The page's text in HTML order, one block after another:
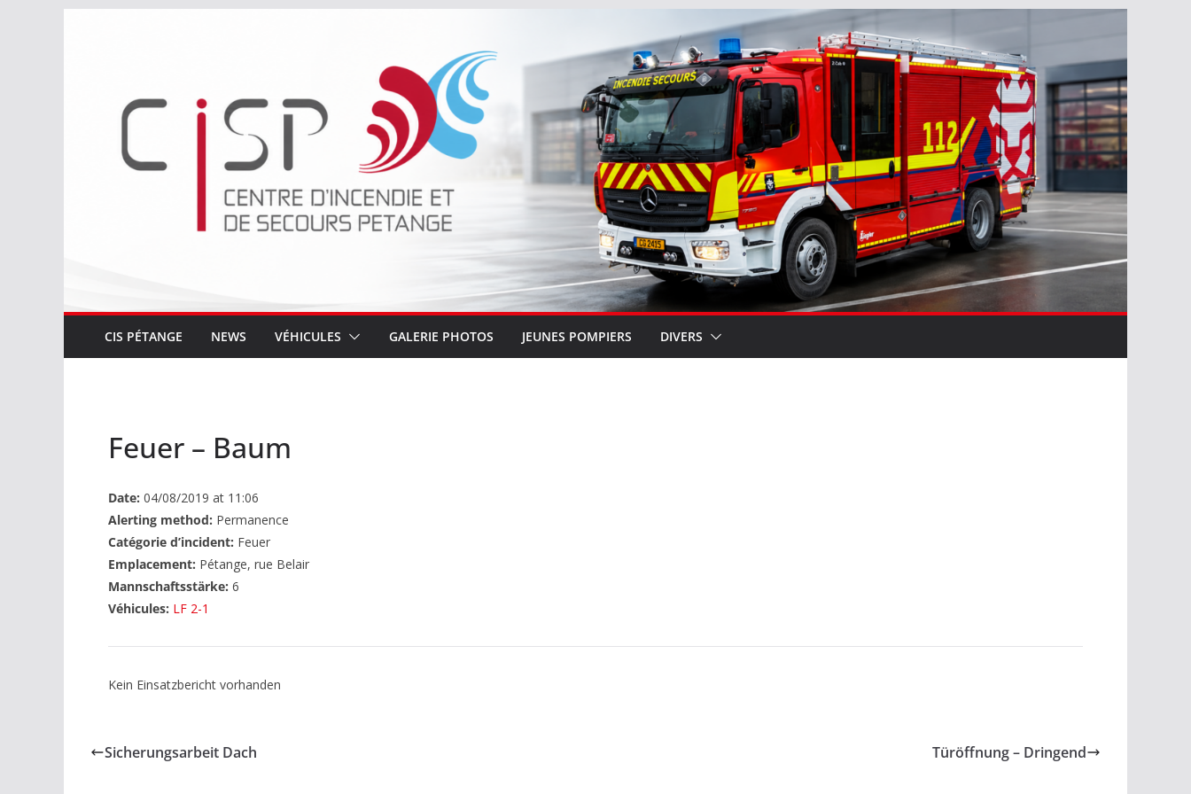
CIS PÉTANGE NEWS VÉHICULES GALERIE PHOTOS JEUNES POMPIERS DIVERS
Feuer – Baum
Date: 04/08/2019 at 11:06
Alerting method: Permanence
Catégorie d’incident: Feuer
Emplacement: Pétange, rue Belair
Mannschaftsstärke: 6
Véhicules: LF 2-1
Kein Einsatzbericht vorhanden
Sicherungsarbeit Dach Türöffnung – Dringend